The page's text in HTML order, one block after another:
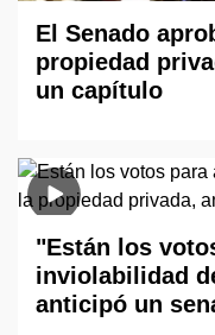
El Senado
propiedad
un capítulo
"Están los
inviolabilidad
anticipó un